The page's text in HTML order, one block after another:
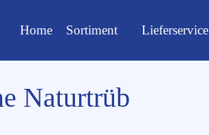
Home Sortiment Lieferservice
Naturtrüb